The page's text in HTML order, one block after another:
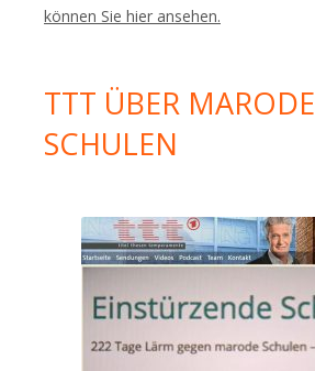
können Sie hier ansehen.
TTT ÜBER MARODE
SCHULEN